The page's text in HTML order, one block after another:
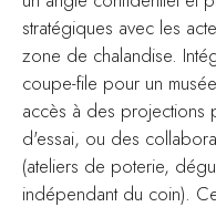
stratégiques avec les
zone de chalandise.
coupe-file pour un
accès à des projections
d'essai, ou des
(ateliers de poterie,
indépendant du coin).